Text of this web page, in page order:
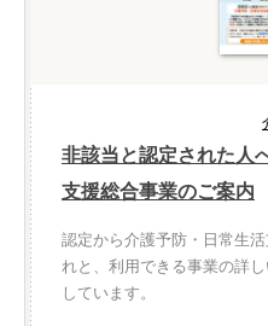
非該当と認定された
支援総合事業のご案内
認定から介護予防・日常生
れと、利用できる事業の詳
しています。